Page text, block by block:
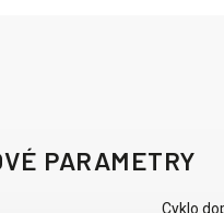
PARAMETRY
Cyklo